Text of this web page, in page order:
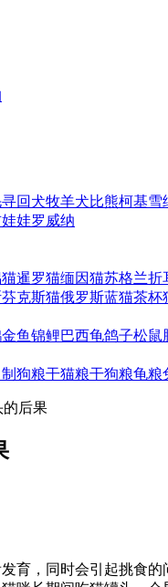
回犬牧羊犬比熊柯基雪
娃罗威纳
暹罗猫缅因猫苏格兰折
克斯猫俄罗斯蓝猫茶杯
金鱼锦鲤巴西龟鸽子松鼠
制狗粮干猫粮干狗粮龟粮
的后果
育，同时会引起挑食